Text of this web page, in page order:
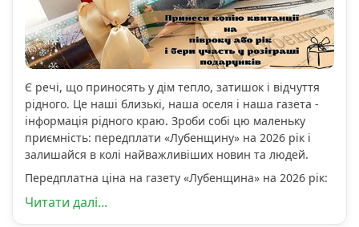
Є речі, що приносять у дім тепло, затишок і відчуття
рідного. Це наші близькі, наша оселя і наша газета -
інформація рідного краю. Зроби собі цю маленьку
приємність: передплати «Лубенщину» на 2026 рік і
залишайся в колі найважливіших новин та людей.
Передплатна ціна на газету «Лубенщина» на 2026 рік:
Читати далі...